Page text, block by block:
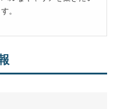
。